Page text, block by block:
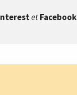
etFacebook